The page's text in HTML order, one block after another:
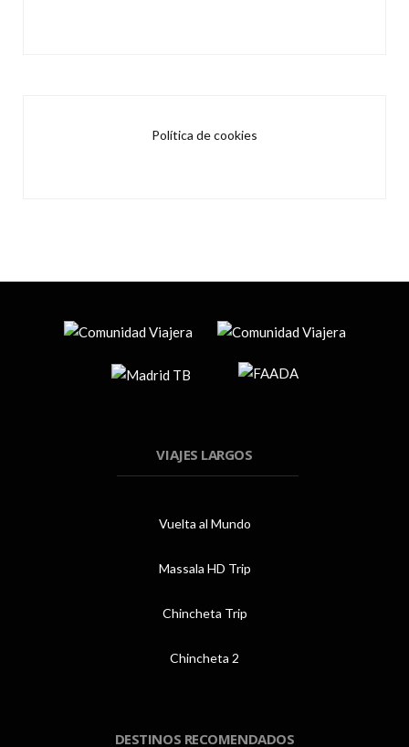
Política de cookies
VIAJES LARGOS
Vuelta al Mundo
Massala HD Trip
Chincheta Trip
Chincheta 2
DESTINOS RECOMENDADOS